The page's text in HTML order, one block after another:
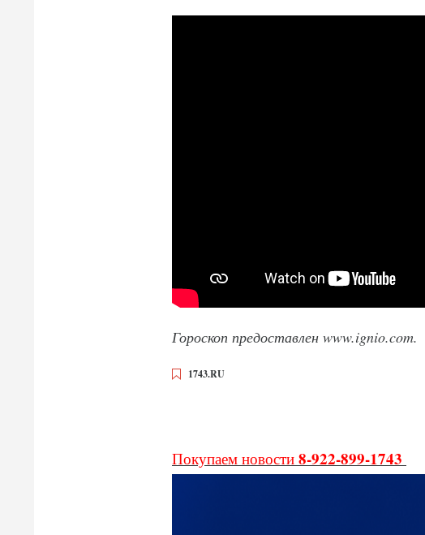
Гороскоп предоставлен www.ignio.com.
1743.RU
Покупаем новости 8-922-899-1743